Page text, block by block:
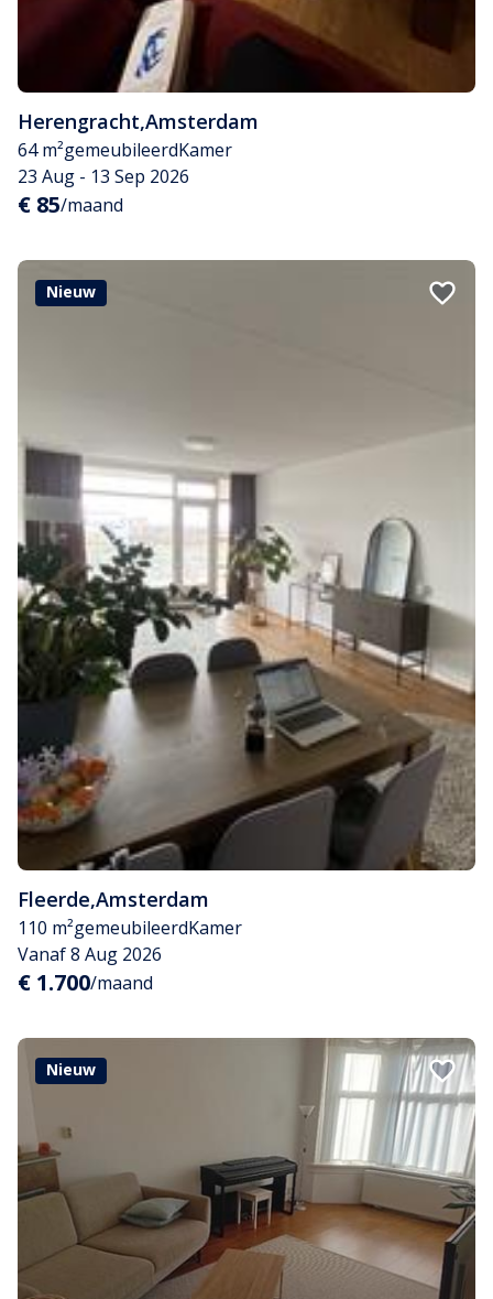
Herengracht,Amsterdam
64 m²gemeubileerdKamer
23 Aug - 13 Sep 2026
€ 85/maand
Nieuw
Fleerde,Amsterdam
110 m²gemeubileerdKamer
Vanaf 8 Aug 2026
€ 1.700/maand
Nieuw